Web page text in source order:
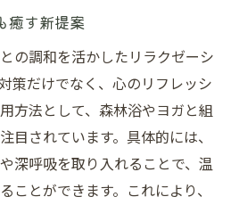
み解く温泉と腰痛の関係
痛緩和を目指す生活術紹介
泉健康法の最新トレンド解説
活用術で腰痛をサポート
る腰痛対策のメリット総まと
癒す新提案
の調和を活かしたリラクゼーシ
策だけでなく、心のリフレッシ
方法として、森林浴やヨガと組
目されています。具体的には、
深呼吸を取り入れることで、温
ことができます。これにより、